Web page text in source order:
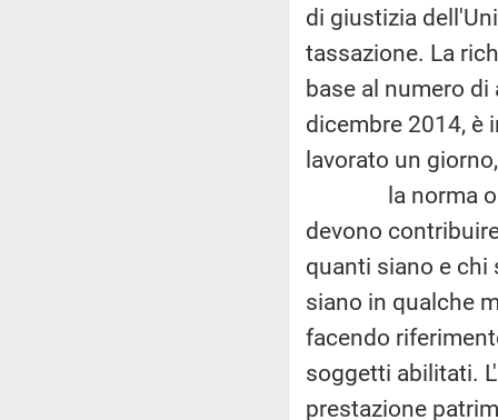
di giustizia
tassazione. La
base al numero
dicembre 2014, è
lavorato un
la norma oltre
devono
quanti siano e
siano in qualche
facendo
soggetti abilitati.
prestazione